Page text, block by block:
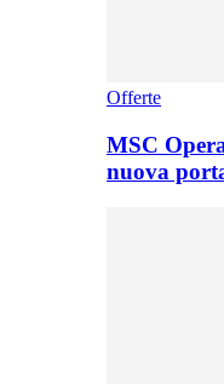
Offerte
MSC
nuova